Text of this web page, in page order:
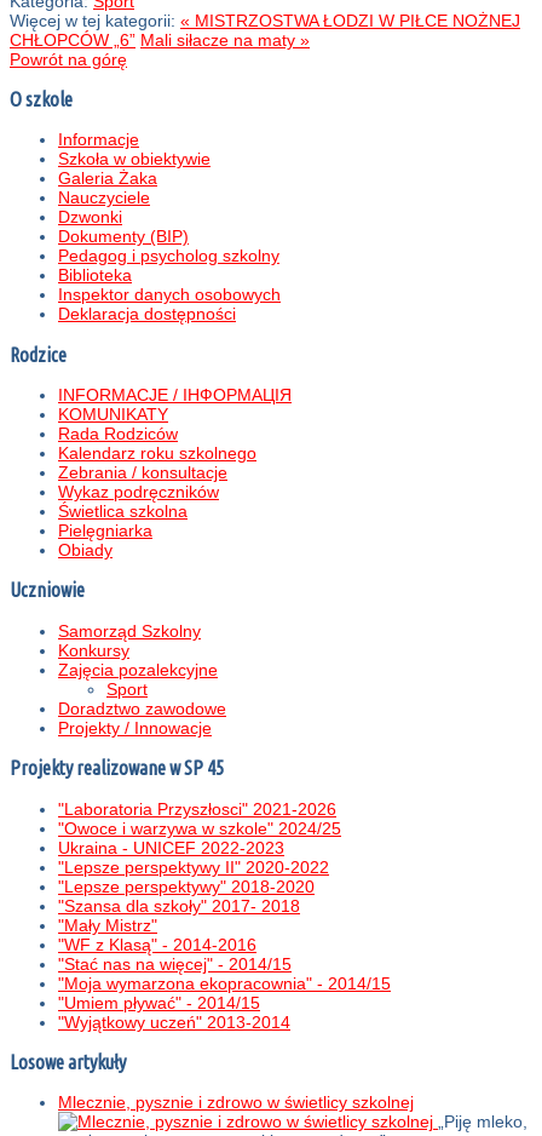
Więcej w tej kategorii: « MISTRZOSTWA ŁODZI W PIŁCE NOŻNEJ
CHŁOPCÓW „6” Mali siłacze na maty »
Powrót na górę
O szkole
Informacje
Szkoła w obiektywie
Galeria Żaka
Nauczyciele
Dzwonki
Dokumenty (BIP)
Pedagog i psycholog szkolny
Biblioteka
Inspektor danych osobowych
Deklaracja dostępności
Rodzice
INFORMACJE / ІНФОРМАЦІЯ
KOMUNIKATY
Rada Rodziców
Kalendarz roku szkolnego
Zebrania / konsultacje
Wykaz podręczników
Świetlica szkolna
Pielęgniarka
Obiady
Uczniowie
Samorząd Szkolny
Konkursy
Zajęcia pozalekcyjne
Sport
Doradztwo zawodowe
Projekty / Innowacje
Projekty realizowane w SP 45
"Laboratoria Przyszłosci" 2021-2026
"Owoce i warzywa w szkole" 2024/25
Ukraina - UNICEF 2022-2023
"Lepsze perspektywy II" 2020-2022
"Lepsze perspektywy" 2018-2020
"Szansa dla szkoły" 2017- 2018
"Mały Mistrz"
"WF z Klasą" - 2014-2016
"Stać nas na więcej" - 2014/15
"Moja wymarzona ekopracownia" - 2014/15
"Umiem pływać" - 2014/15
"Wyjątkowy uczeń" 2013-2014
Losowe artykuły
Mlecznie, pysznie i zdrowo w świetlicy szkolnej
„Piję mleko,